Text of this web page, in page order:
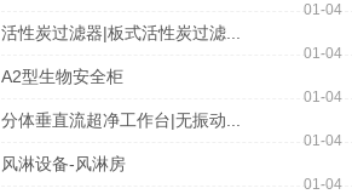
01-04
活性炭过滤器|板式活性炭过滤...
01-04
A2型生物安全柜
01-04
分体垂直流超净工作台|无振动...
01-04
风淋设备-风淋房
01-04